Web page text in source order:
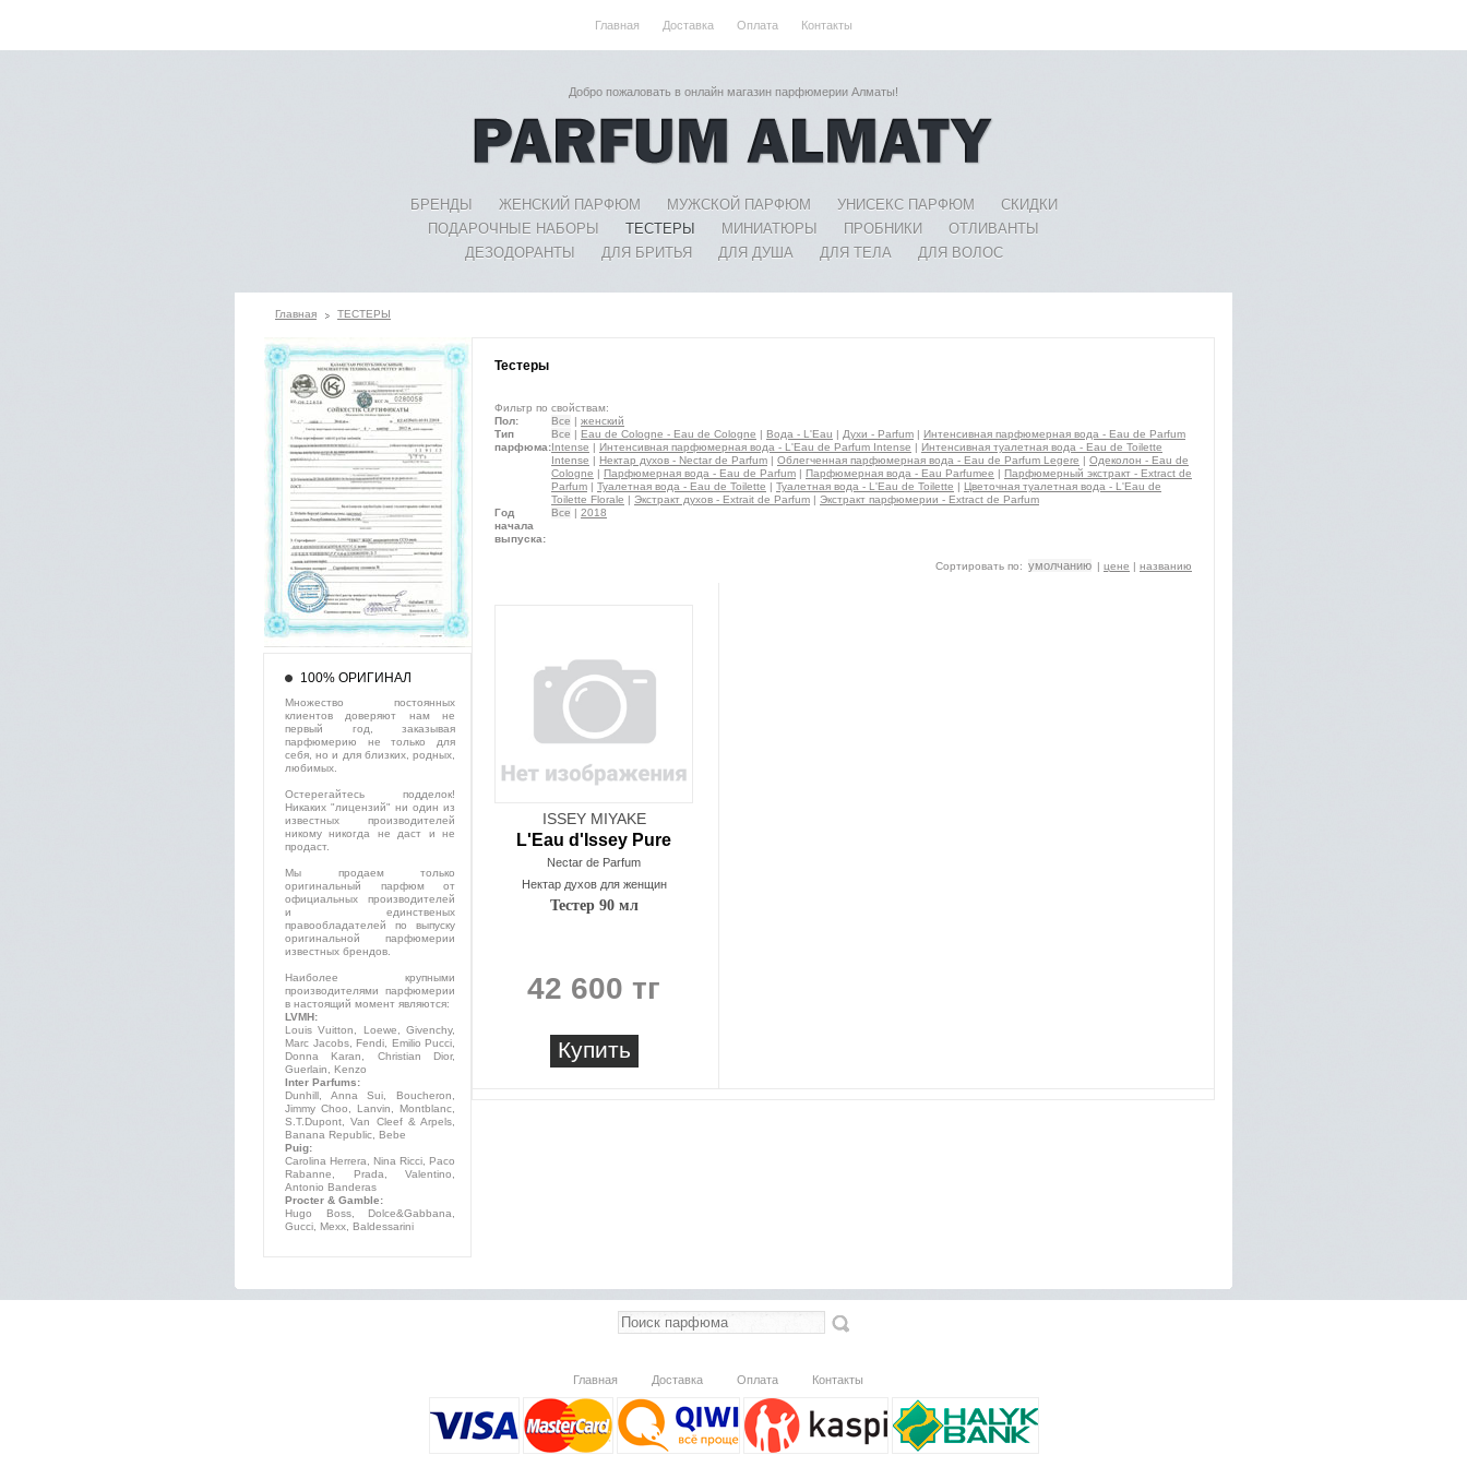
Главная Доставка Оплата Контакты
Добро пожаловать в онлайн магазин парфюмерии Алматы!
БРЕНДЫ ЖЕНСКИЙ ПАРФЮМ МУЖСКОЙ ПАРФЮМ УНИСЕКС ПАРФЮМ
СКИДКИ
ПОДАРОЧНЫЕ НАБОРЫ
ТЕСТЕРЫ МИНИАТЮРЫ ПРОБНИКИ
ОТЛИВАНТЫ
ДЕЗОДОРАНТЫ
ДЛЯ БРИТЬЯ ДЛЯ ДУША ДЛЯ ТЕЛА ДЛЯ ВОЛОС
Главная ТЕСТЕРЫ
Тестеры
Фильтр по свойствам:
Пол:
Все | женский
Тип
парфюма:
Все | Eau de Cologne - Eau de Cologne | Вода - L'Eau | Духи - Parfum | Интенсивная парфюмерная вода - Eau de Parfum
Intense | Интенсивная парфюмерная вода - L'Eau de Parfum Intense | Интенсивная туалетная вода - Eau de Toilette
Intense | Нектар духов - Nectar de Parfum | Облегченная парфюмерная вода - Eau de Parfum Legere | Одеколон - Eau de
Cologne | Парфюмерная вода - Eau de Parfum | Парфюмерная вода - Eau Parfumee | Парфюмерный экстракт - Extract de
Parfum | Туалетная вода - Eau de Toilette | Туалетная вода - L'Eau de Toilette | Цветочная туалетная вода - L'Eau de
Toilette Florale | Экстракт духов - Extrait de Parfum | Экстракт парфюмерии - Extract de Parfum
Год
начала
выпуска:
Все | 2018
Сортировать по: умолчанию | цене | названию
ISSEY MIYAKE
L'Eau d'Issey Pure
Nectar de Parfum
Нектар духов для женщин
Тестер 90 мл
42 600 тг
Купить
100% ОРИГИНАЛ
Множество постоянных
клиентов доверяют нам не
первый год, заказывая
парфюмерию не только для
себя, но и для близких, родных,
любимых.
Остерегайтесь подделок!
Никаких "лицензий" ни один из
известных производителей
никому никогда не даст и не
продаст.
Мы продаем только
оригинальный парфюм от
официальных производителей
и единственых
правообладателей по выпуску
оригинальной парфюмерии
известных брендов.
Наиболее крупными
производителями парфюмерии
в настоящий момент являются:
LVMH:
Louis Vuitton, Loewe, Givenchy,
Marc Jacobs, Fendi, Emilio Pucci,
Donna Karan, Christian Dior,
Guerlain, Kenzo
Inter Parfums:
Dunhill, Anna Sui, Boucheron,
Jimmy Choo, Lanvin, Montblanc,
S.T.Dupont, Van Cleef & Arpels,
Banana Republic, Bebe
Puig:
Carolina Herrera, Nina Ricci, Paco
Rabanne, Prada, Valentino,
Antonio Banderas
Procter & Gamble:
Hugo Boss, Dolce&Gabbana,
Gucci, Mexx, Baldessarini
Главная Доставка Оплата Контакты